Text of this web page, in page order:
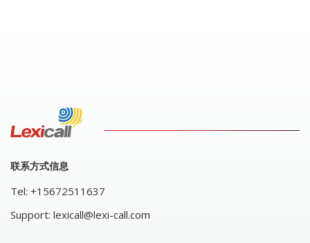
联系方式信息
Tel: +15672511637
Support: lexicall@lexi-call.com